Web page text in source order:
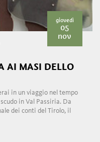
giovedì
05
nov
AI MASI DELLO
in un viaggio nel tempo
in Val Passiria. Da
dei conti del Tirolo, il